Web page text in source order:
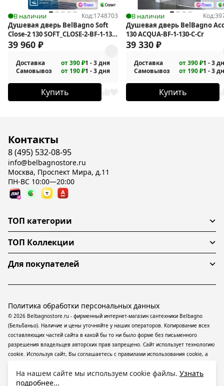
В наличии Код:1748703
Душевая дверь BelBagno Soft
Close-2 130 SOFT_CLOSE-2-BF-1-130-
C-GM
39 960 ₽
Доставка от 390 ₽1 - 3 дня
Самовывоз
от 190 ₽1 - 3 дня
Купить
В наличии Код:
Душевая дверь BelBagno
130 ACQUA-BF-1-130-C-Cr
39 330 ₽
Доставка от 390 ₽1 - 3
Самовывоз
от 190 ₽1 - 3
Купить
Контакты
8 (495) 532-08-95
info@belbagnostore.ru
Москва, Проспект Мира, д.11
ПН-ВС 10:00—20:00
ТОП категории
ТОП Коллекции
Для покупателей
© 2026 Belbagnostore.ru - фирменный интернет-магазин сантехники Belbagno
(Бельбаньо). Наличие и цены уточняйте у наших операторов. Копирование всех
составляющих частей сайта в какой бы то ни было форме без письменного
разрешения владельцев авторских прав запрещено. Сайт использует технологию
cookie. Используя сайт, Вы соглашаетесь с правилами использования cookie, а
ресурсе применяютсярекомендательные технологии(информационные
технологии предоставления информации на основе сбора, систематизации и
Политика обработки персональных данных
На нашем сайте мы используем cookie файлы. Узнать
подробнее...